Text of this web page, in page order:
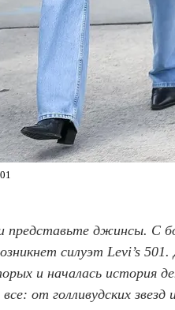
представьте джинсы. С
силуэт Levi’s
и началась история
от голливудских звезд